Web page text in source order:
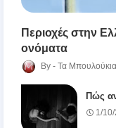
Περιοχές στην
ονόματα
Τα Μπουλούκια
Πώς
1/